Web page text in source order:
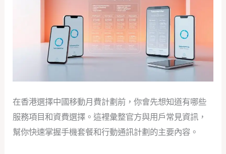
在香港選擇中國移動月費計劃前，你會先想知道有哪些
服務項目和資費選擇。這裡彙整官方與用戶常見資訊，
幫你快速掌握手機套餐和行動通訊計劃的主要內容。